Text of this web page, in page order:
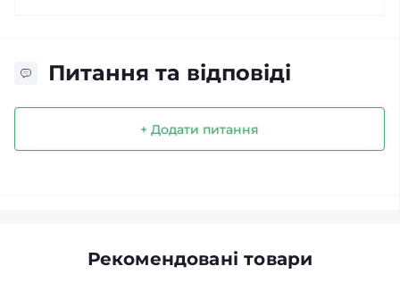
Питання та відповіді
+ Додати питання
Рекомендовані товари